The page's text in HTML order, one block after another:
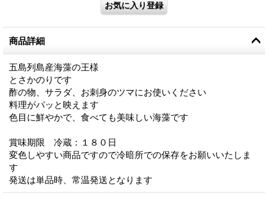
商品詳細
五島列島産海藻の王様
とさかのりです
酢の物、サラダ、お刺身のツマにお使いください
料理がパッと映えます
色目に鮮やかで、食べても美味しい海藻です
賞味期限 冷蔵：１８０日
変色しやすい商品ですので冷暗所での保存をお願いいたしま
す
発送は単品時、常温発送となります